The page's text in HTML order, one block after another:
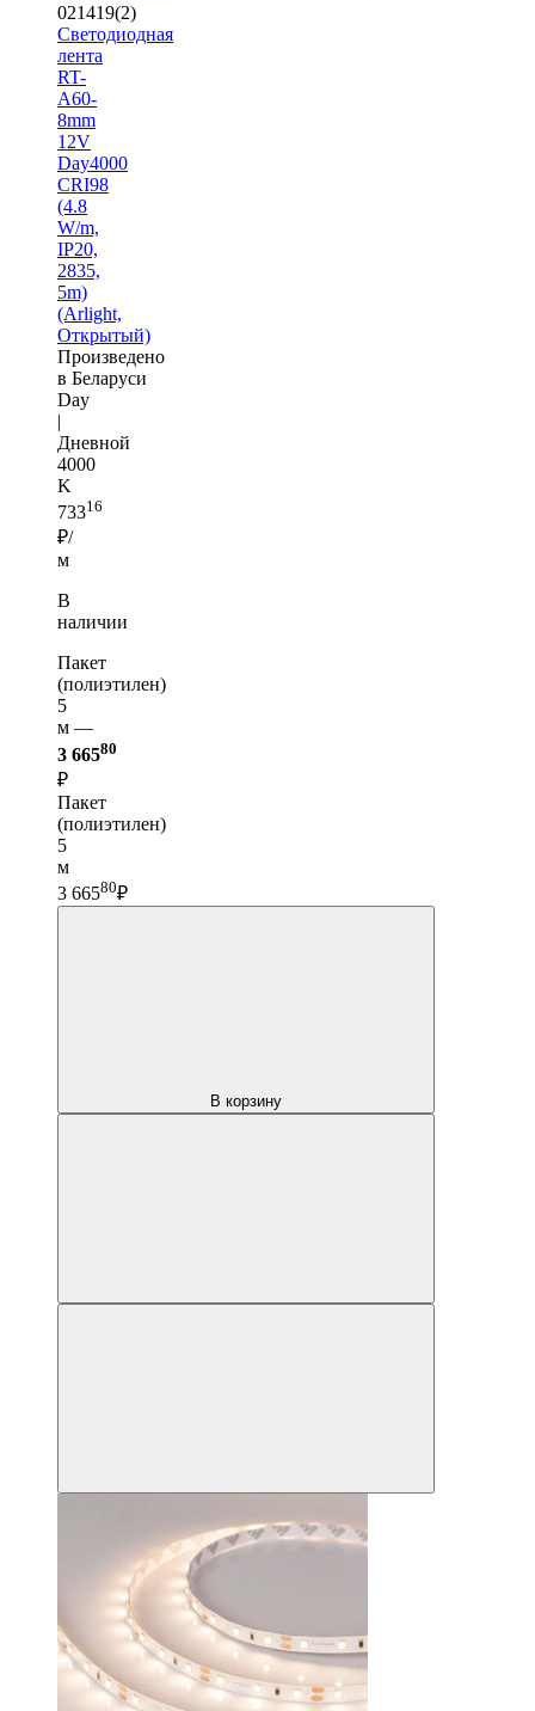
021419(2)
Светодиодная
лента
RT-
A60-
8mm
12V
Day4000
CRI98
(4.8
W/m,
IP20,
2835,
5m)
(Arlight,
Открытый)
Произведено
в Беларуси
Day
|
Дневной
4000
K
73316
₽/
м
В
наличии
Пакет
(полиэтилен)
5
м —
3 66580
₽
Пакет
(полиэтилен)
5
м
3 66580₽
В корзину